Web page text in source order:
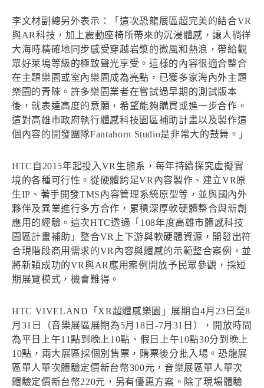
李文材副總另外表示：「這次恐龍展區超完美的結合VR
與AR科技，加上震動座椅所帶來的沉浸體感，讓人徜徉
大海時精確地同步感受穿越岩漿的微風和熱浪，帶給觀
眾好萊塢等級的極致聲光享受。這樣的內容很適合整合
在主題樂園或室內樂園成為亮點，已獲多家海內外主題
樂園的青睞。許多樂園業者在嘗試過早期的測試版本
後，就表達高度的意願，希望能夠購買或進一步合作。
這對高雄市政府執行體感科技園區補助計畫以及製作這
個內容的開發團隊Fantahorn Studio是非常大的鼓舞。」
HTC自2015年起投入VR生態系，每年持續探究虛擬實
境的各種可行性。從硬體跨足VR內容製作、建立VR原
生IP、著手開發TMS內容管理系統原型等，並與國內外
夥伴及異業進行多方合作，累積深厚軟硬體整合與新創
應用的經驗。這次HTC透過「108年度高雄市體感科技
園區計畫補助」整合VR上下游與軟硬體資源，開發出符
合現階段商用需求的VR內容與體感的示範整合案例，並
將新穎成功的VR與AR應用案例開放予民眾參觀，採短
期展覽模式，機會難得。
HTC VIVELAND「XR超體感樂園」展期自4月23日至8
月31日（音樂展區展期為5月18日-7月31日），開放時間
為平日上午11點到晚上10點、假日上午10點30分到晚上
10點，兩大展區採個別售票，購票後分批入場。恐龍展
區單人單次體驗定價新台幣300元，音樂展區單人單次
體驗定價新台幣220元，另有優惠方案。除了現場體驗